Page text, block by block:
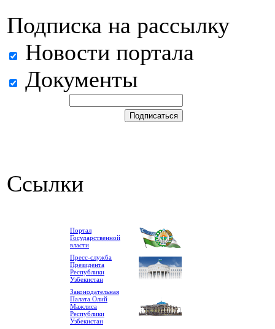
Подписка на рассылку
Новости портала
Документы
Ссылки
Портал
Государственной
власти
Пресс-служба
Президента
Республики
Узбекистан
Законодательная
Палата Олий
Мажлиса
Республики
Узбекистан